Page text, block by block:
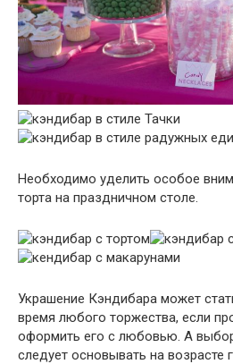
Необходимо уделить особое
торта на праздничном столе.
Украшение Кэндибара может
время любого торжества, если
оформить его с любовью. А
следует основывать на возрасте